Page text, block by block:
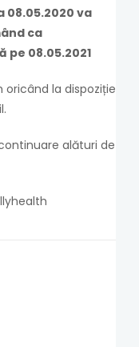
08.05.2020 va
ca
08.05.2021
la dispoziție
alături de